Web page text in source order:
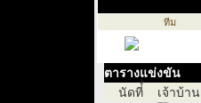
ทีม
ตารางแข่งขัน
นัดที่์่
เจ้าบ้าน